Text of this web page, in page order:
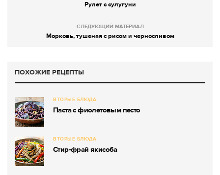
Рулет с сулугуни
СЛЕДУЮЩИЙ МАТЕРИАЛ
Морковь, тушеная с рисом и черносливом
ПОХОЖИЕ РЕЦЕПТЫ
ВТОРЫЕ БЛЮДА
Паста с фиолетовым песто
ВТОРЫЕ БЛЮДА
Стир-фрай якисоба